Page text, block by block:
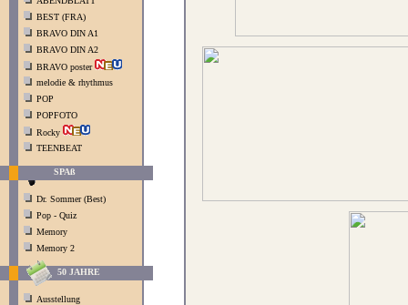
BEST (FRA)
BRAVO DIN A1
BRAVO DIN A2
BRAVO poster
melodie & rhythmus
POP
POPFOTO
Rocky
TEENBEAT
SPAß
Dr. Sommer (Best)
Pop - Quiz
Memory
Memory 2
50 JAHRE
Ausstellung